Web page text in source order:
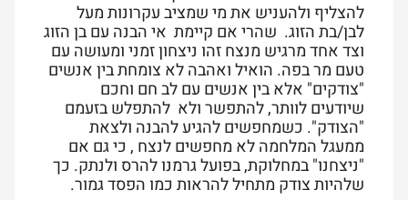
להצליף ולהעניש את מי שמציב עקרונות מעל
לבן/בת הזוג. שהרי אם קיימת אי הבנה עם בן הזוג
וצד אחד מרגיש מנצח זהו ניצחון זמני ומעושה עם
טעם מר בפה. הואיל ואהבה לא צומחת בין אנשים
"צודקים" אלא בין אנשים עם לב חם וחכם
שיודעים לוותר, להתפשר ולא להתפלש בזעמם
"הצודק". כשמחפשים להגיע להבנה ולצאת
ממעגל המלחמה לא מחפשים לנצח , כי גם אם
"ניצחנו" במחלוקת, בפועל גרמנו להרס ולנתק. כך
שלהיות צודק מתחיל להראות כמו הפסד גמור.